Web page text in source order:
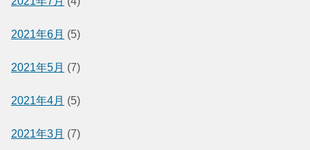
2021年6月 (5)
2021年5月 (7)
2021年4月 (5)
2021年3月 (7)